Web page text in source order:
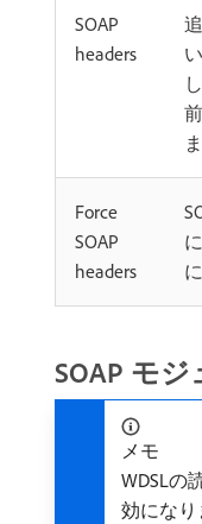
SOAP
headers
Force
SOAP
headers
SOAP モ
メモ
WDSLの
効にな